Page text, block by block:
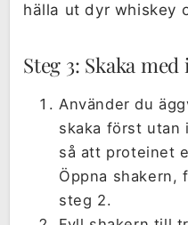
hälla ut dyr whiskey
Steg 3: Skaka med
Använder du
skaka först utan
så att proteinet
Öppna
steg 2.